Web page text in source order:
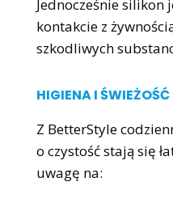
Jednocześnie silikon
kontakcie z
szkodliwych
HIGIENA I
Z BetterStyle
o czystość stają się
uwagę na: